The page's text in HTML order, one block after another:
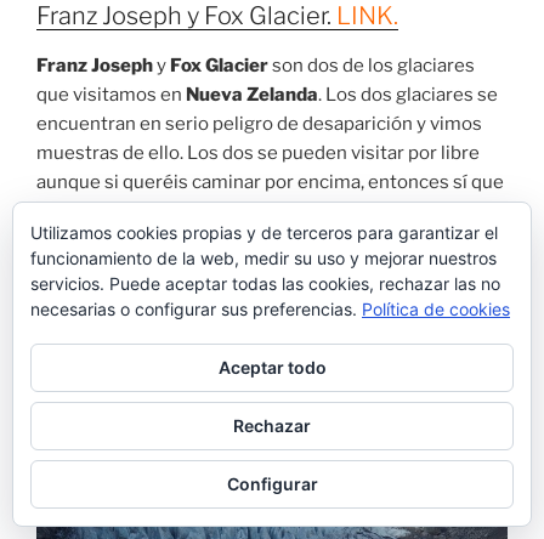
Franz Joseph y Fox Glacier. LINK.
Franz Josephy Fox Glacierson dos de los glaciares
que visitamos en Nueva Zelanda. Los dos glaciares se
encuentran en serio peligro de desaparición y vimos
muestras de ello. Los dos se pueden visitar por libre
aunque si queréis caminar por encima, entonces sí que
la cima en helicóptero. Nosotros hicimos la ruta a pie a
través de unpaisaje precioso repleto decascadas de
aguas subterráneas y montañas infinitas. Haciéndolo
hay barreras que impiden que pases. En un día se
pueden visitar los dos.
Utilizamos cookies propias y de terceros para garantizar el
funcionamiento de la web, medir su uso y mejorar nuestros
servicios. Puede aceptar todas las cookies, rechazar las no
necesarias o configurar sus preferencias. Política de cookies
Aceptar todo
Rechazar
Configurar